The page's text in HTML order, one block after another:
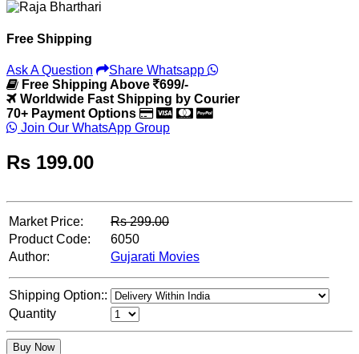
Free Shipping
Ask A Question
Share Whatsapp
Free Shipping Above
699/-
Worldwide Fast Shipping by Courier
70+ Payment Options
Join Our WhatsApp Group
Rs 199.00
Market Price: Rs299.00
Product Code:
6050
Author:
Gujarati Movies
Shipping Option::
Quantity
Buy Now